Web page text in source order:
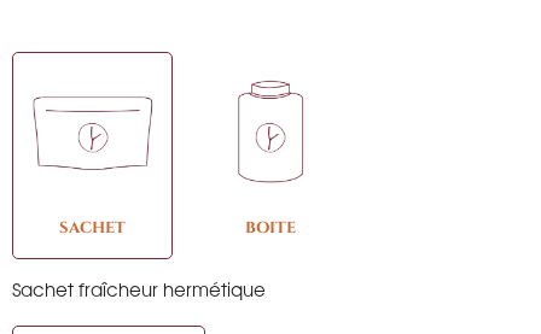
SACHET BOITE
Sachet fraîcheur hermétique